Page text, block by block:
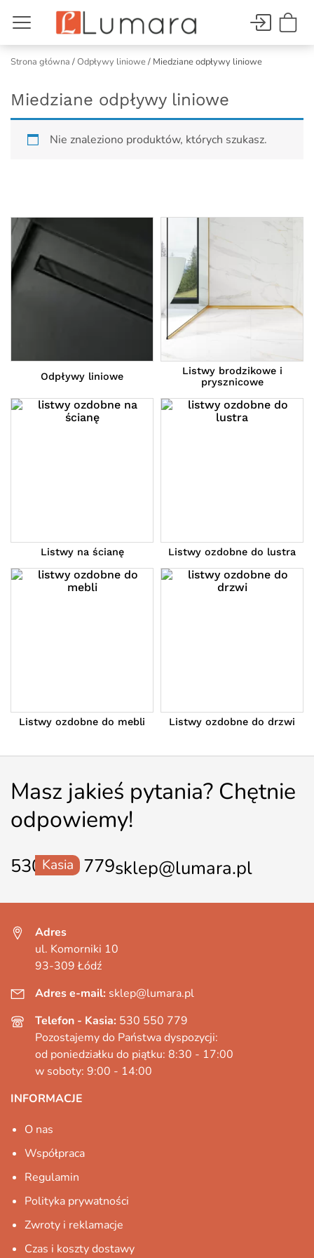
Strona główna /Odpływy liniowe/ Miedziane odpływy liniowe
Miedziane odpływy liniowe
Nie znaleziono produktów, których szukasz.
Odpływy liniowe
Listwy brodzikowe i
prysznicowe
Listwy na ścianę Listwy ozdobne do lustra
Listwy ozdobne do mebli Listwy ozdobne do drzwi
Masz jakieś pytania? Chętnie
odpowiemy!
Kasia
530 550 779sklep@lumara.pl
Adres
ul. Komorniki 10
93-309 Łódź
Adres e-mail: sklep@lumara.pl
Telefon - Kasia: 530 550 779
Pozostajemy do Państwa dyspozycji:
od poniedziałku do piątku: 8:30 - 17:00
w soboty: 9:00 - 14:00
INFORMACJE
O nas
Współpraca
Regulamin
Polityka prywatności
Zwroty i reklamacje
Czas i koszty dostawy